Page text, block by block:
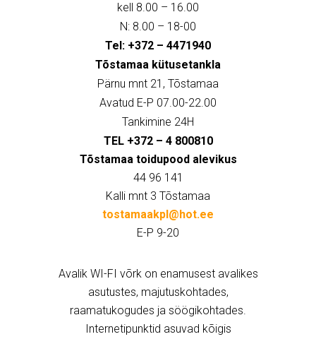
kell 8.00 – 16.00
N: 8.00 – 18-00
Tel: +372 – 4471940
Tõstamaa kütusetankla
Pärnu mnt 21, Tõstamaa
Avatud E-P 07.00-22.00
Tankimine 24H
TEL +372 – 4 800810
Tõstamaa toidupood alevikus
44 96 141
Kalli mnt 3 Tõstamaa
tostamaakpl@hot.ee
E-P 9-20
Avalik WI-FI võrk on enamusest avalikes
asutustes, majutuskohtades,
raamatukogudes ja söögikohtades.
Internetipunktid asuvad kõigis